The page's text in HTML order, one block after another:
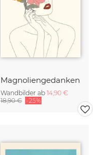
Magnoliengedanken
Wandbilder ab 14,90 €
18,90 € -25%